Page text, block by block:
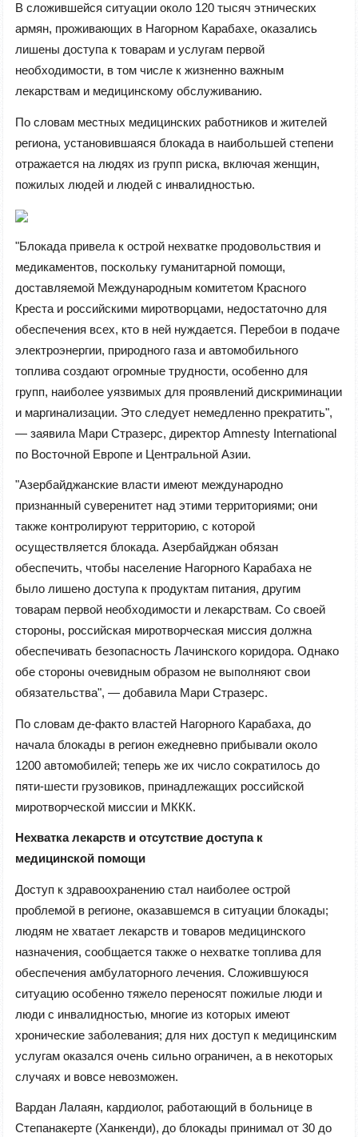
В сложившейся ситуации около 120 тысяч этнических
армян, проживающих в Нагорном Карабахе, оказались
лишены доступа к товарам и услугам первой
необходимости, в том числе к жизненно важным
лекарствам и медицинскому обслуживанию.
По словам местных медицинских работников и жителей
региона, установившаяся блокада в наибольшей степени
отражается на людях из групп риска, включая женщин,
пожилых людей и людей с инвалидностью.
"Блокада привела к острой нехватке продовольствия и
медикаментов, поскольку гуманитарной помощи,
доставляемой Международным комитетом Красного
Креста и российскими миротворцами, недостаточно для
обеспечения всех, кто в ней нуждается. Перебои в подаче
электроэнергии, природного газа и автомобильного
топлива создают огромные трудности, особенно для
групп, наиболее уязвимых для проявлений дискриминации
и маргинализации. Это следует немедленно прекратить",
— заявила Мари Стразерс, директор Amnesty International
по Восточной Европе и Центральной Азии.
"Азербайджанские власти имеют международно
признанный суверенитет над этими территориями; они
также контролируют территорию, с которой
осуществляется блокада. Азербайджан обязан
обеспечить, чтобы население Нагорного Карабаха не
было лишено доступа к продуктам питания, другим
товарам первой необходимости и лекарствам. Со своей
стороны, российская миротворческая миссия должна
обеспечивать безопасность Лачинского коридора. Однако
обе стороны очевидным образом не выполняют свои
обязательства", — добавила Мари Стразерс.
По словам де-факто властей Нагорного Карабаха, до
начала блокады в регион ежедневно прибывали около
1200 автомобилей; теперь же их число сократилось до
пяти-шести грузовиков, принадлежащих российской
миротворческой миссии и МККК.
Нехватка лекарств и отсутствие доступа к
медицинской помощи
Доступ к здравоохранению стал наиболее острой
проблемой в регионе, оказавшемся в ситуации блокады;
людям не хватает лекарств и товаров медицинского
назначения, сообщается также о нехватке топлива для
обеспечения амбулаторного лечения. Сложившуюся
ситуацию особенно тяжело переносят пожилые люди и
люди с инвалидностью, многие из которых имеют
хронические заболевания; для них доступ к медицинским
услугам оказался очень сильно ограничен, а в некоторых
случаях и вовсе невозможен.
Вардан Лалаян, кардиолог, работающий в больнице в
Степанакерте (Ханкенди), до блокады принимал от 30 до